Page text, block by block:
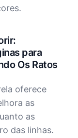
para
Os Ratos
oferece
as
as
das linhas.